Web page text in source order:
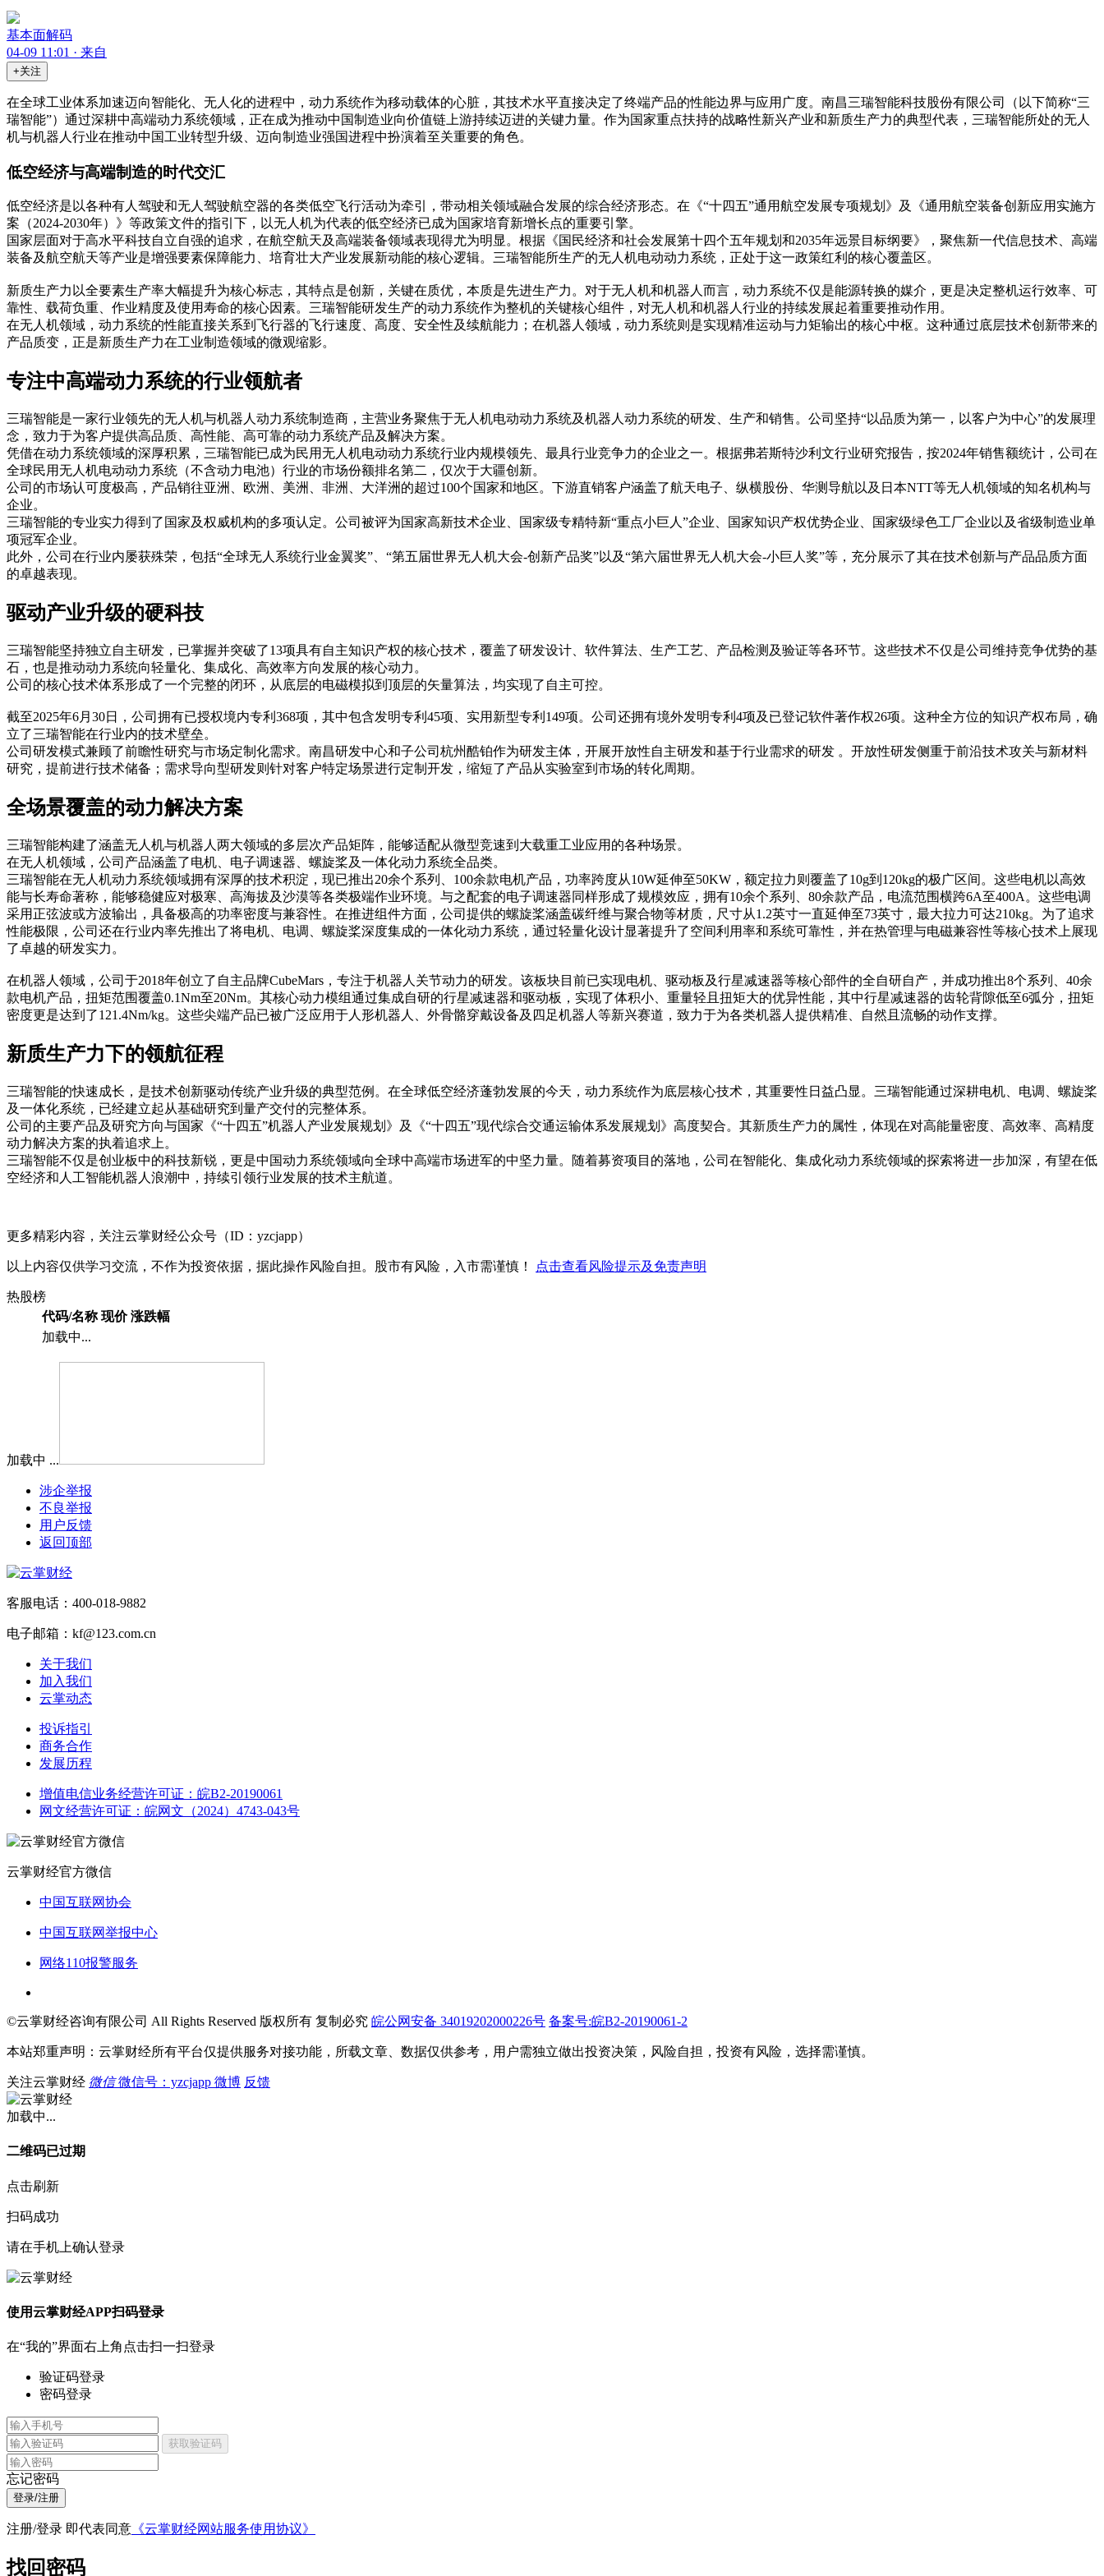
基本面解码
04-09 11:01 · 来自
+关注
在全球工业体系加速迈向智能化、无人化的进程中，动力系统作为移动载体的心脏，其技术水平直接决定了终端产品的性能边界与应用广度。南昌三瑞智能科技股份有限公司（以下简称“三
瑞智能”）通过深耕中高端动力系统领域，正在成为推动中国制造业向价值链上游持续迈进的关键力量。作为国家重点扶持的战略性新兴产业和新质生产力的典型代表，三瑞智能所处的无人
机与机器人行业在推动中国工业转型升级、迈向制造业强国进程中扮演着至关重要的角色。
低空经济与高端制造的时代交汇
低空经济是以各种有人驾驶和无人驾驶航空器的各类低空飞行活动为牵引，带动相关领域融合发展的综合经济形态。在《“十四五”通用航空发展专项规划》及《通用航空装备创新应用实施方
案（2024-2030年）》等政策文件的指引下，以无人机为代表的低空经济已成为国家培育新增长点的重要引擎。
国家层面对于高水平科技自立自强的追求，在航空航天及高端装备领域表现得尤为明显。根据《国民经济和社会发展第十四个五年规划和2035年远景目标纲要》，聚焦新一代信息技术、高端
装备及航空航天等产业是增强要素保障能力、培育壮大产业发展新动能的核心逻辑。三瑞智能所生产的无人机电动动力系统，正处于这一政策红利的核心覆盖区。
新质生产力以全要素生产率大幅提升为核心标志，其特点是创新，关键在质优，本质是先进生产力。对于无人机和机器人而言，动力系统不仅是能源转换的媒介，更是决定整机运行效率、可
靠性、载荷负重、作业精度及使用寿命的核心因素。三瑞智能研发生产的动力系统作为整机的关键核心组件，对无人机和机器人行业的持续发展起着重要推动作用。
在无人机领域，动力系统的性能直接关系到飞行器的飞行速度、高度、安全性及续航能力；在机器人领域，动力系统则是实现精准运动与力矩输出的核心中枢。这种通过底层技术创新带来的
产品质变，正是新质生产力在工业制造领域的微观缩影。
专注中高端动力系统的行业领航者
三瑞智能是一家行业领先的无人机与机器人动力系统制造商，主营业务聚焦于无人机电动动力系统及机器人动力系统的研发、生产和销售。公司坚持“以品质为第一，以客户为中心”的发展理
念，致力于为客户提供高品质、高性能、高可靠的动力系统产品及解决方案。
凭借在动力系统领域的深厚积累，三瑞智能已成为民用无人机电动动力系统行业内规模领先、最具行业竞争力的企业之一。根据弗若斯特沙利文行业研究报告，按2024年销售额统计，公司在
全球民用无人机电动动力系统（不含动力电池）行业的市场份额排名第二，仅次于大疆创新。
公司的市场认可度极高，产品销往亚洲、欧洲、美洲、非洲、大洋洲的超过100个国家和地区。下游直销客户涵盖了航天电子、纵横股份、华测导航以及日本NTT等无人机领域的知名机构与
企业。
三瑞智能的专业实力得到了国家及权威机构的多项认定。公司被评为国家高新技术企业、国家级专精特新“重点小巨人”企业、国家知识产权优势企业、国家级绿色工厂企业以及省级制造业单
项冠军企业。
此外，公司在行业内屡获殊荣，包括“全球无人系统行业金翼奖”、“第五届世界无人机大会-创新产品奖”以及“第六届世界无人机大会-小巨人奖”等，充分展示了其在技术创新与产品品质方面
的卓越表现。
驱动产业升级的硬科技
三瑞智能坚持独立自主研发，已掌握并突破了13项具有自主知识产权的核心技术，覆盖了研发设计、软件算法、生产工艺、产品检测及验证等各环节。这些技术不仅是公司维持竞争优势的基
石，也是推动动力系统向轻量化、集成化、高效率方向发展的核心动力。
公司的核心技术体系形成了一个完整的闭环，从底层的电磁模拟到顶层的矢量算法，均实现了自主可控。
截至2025年6月30日，公司拥有已授权境内专利368项，其中包含发明专利45项、实用新型专利149项。公司还拥有境外发明专利4项及已登记软件著作权26项。这种全方位的知识产权布局，确
立了三瑞智能在行业内的技术壁垒。
公司研发模式兼顾了前瞻性研究与市场定制化需求。南昌研发中心和子公司杭州酷铂作为研发主体，开展开放性自主研发和基于行业需求的研发 。开放性研发侧重于前沿技术攻关与新材料
研究，提前进行技术储备；需求导向型研发则针对客户特定场景进行定制开发，缩短了产品从实验室到市场的转化周期。
全场景覆盖的动力解决方案
三瑞智能构建了涵盖无人机与机器人两大领域的多层次产品矩阵，能够适配从微型竞速到大载重工业应用的各种场景。
在无人机领域，公司产品涵盖了电机、电子调速器、螺旋桨及一体化动力系统全品类。
三瑞智能在无人机动力系统领域拥有深厚的技术积淀，现已推出20余个系列、100余款电机产品，功率跨度从10W延伸至50KW，额定拉力则覆盖了10g到120kg的极广区间。这些电机以高效
能与长寿命著称，能够稳健应对极寒、高海拔及沙漠等各类极端作业环境。与之配套的电子调速器同样形成了规模效应，拥有10余个系列、80余款产品，电流范围横跨6A至400A。这些电调
采用正弦波或方波输出，具备极高的功率密度与兼容性。在推进组件方面，公司提供的螺旋桨涵盖碳纤维与聚合物等材质，尺寸从1.2英寸一直延伸至73英寸，最大拉力可达210kg。为了追求
性能极限，公司还在行业内率先推出了将电机、电调、螺旋桨深度集成的一体化动力系统，通过轻量化设计显著提升了空间利用率和系统可靠性，并在热管理与电磁兼容性等核心技术上展现
了卓越的研发实力。
在机器人领域，公司于2018年创立了自主品牌CubeMars，专注于机器人关节动力的研发。该板块目前已实现电机、驱动板及行星减速器等核心部件的全自研自产，并成功推出8个系列、40余
款电机产品，扭矩范围覆盖0.1Nm至20Nm。其核心动力模组通过集成自研的行星减速器和驱动板，实现了体积小、重量轻且扭矩大的优异性能，其中行星减速器的齿轮背隙低至6弧分，扭矩
密度更是达到了121.4Nm/kg。这些尖端产品已被广泛应用于人形机器人、外骨骼穿戴设备及四足机器人等新兴赛道，致力于为各类机器人提供精准、自然且流畅的动作支撑。
新质生产力下的领航征程
三瑞智能的快速成长，是技术创新驱动传统产业升级的典型范例。在全球低空经济蓬勃发展的今天，动力系统作为底层核心技术，其重要性日益凸显。三瑞智能通过深耕电机、电调、螺旋桨
及一体化系统，已经建立起从基础研究到量产交付的完整体系。
公司的主要产品及研究方向与国家《“十四五”机器人产业发展规划》及《“十四五”现代综合交通运输体系发展规划》高度契合。其新质生产力的属性，体现在对高能量密度、高效率、高精度
动力解决方案的执着追求上。
三瑞智能不仅是创业板中的科技新锐，更是中国动力系统领域向全球中高端市场进军的中坚力量。随着募资项目的落地，公司在智能化、集成化动力系统领域的探索将进一步加深，有望在低
空经济和人工智能机器人浪潮中，持续引领行业发展的技术主航道。
更多精彩内容，关注云掌财经公众号（ID：yzcjapp）
以上内容仅供学习交流，不作为投资依据，据此操作风险自担。股市有风险，入市需谨慎！ 点击查看风险提示及免责声明
热股榜
代码/名称 现价 涨跌幅
加载中...
加载中 ...
涉企举报
不良举报
用户反馈
返回顶部
客服电话：400-018-9882
电子邮箱：kf@123.com.cn
关于我们
加入我们
云掌动态
投诉指引
商务合作
发展历程
增值电信业务经营许可证：皖B2-20190061
网文经营许可证：皖网文（2024）4743-043号
云掌财经官方微信
中国互联网协会
中国互联网举报中心
网络110报警服务
©云掌财经咨询有限公司 All Rights Reserved 版权所有 复制必究 皖公网安备 34019202000226号 备案号:皖B2-20190061-2
本站郑重声明：云掌财经所有平台仅提供服务对接功能，所载文章、数据仅供参考，用户需独立做出投资决策，风险自担，投资有风险，选择需谨慎。
关注云掌财经 微信 微信号：yzcjapp 微博 反馈
加载中...
二维码已过期
点击刷新
扫码成功
请在手机上确认登录
使用云掌财经APP扫码登录
在“我的”界面右上角点击扫一扫登录
验证码登录
密码登录
获取验证码
忘记密码
登录/注册
注册/登录 即代表同意 《云掌财经网站服务使用协议》
找回密码